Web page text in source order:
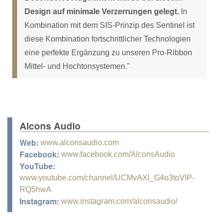
Design auf minimale Verzerrungen gelegt. In
Kombination mit dem SIS-Prinzip des Sentinel ist
diese Kombination fortschrittlicher Technologien
eine perfekte Ergänzung zu unseren Pro-Ribbon
Mittel- und Hochtonsystemen."
Alcons Audio
Web: www.alconsaudio.com
Facebook: www.facebook.com/AlconsAudio
YouTube:
www.youtube.com/channel/UCMvAXl_G4o3toVlP-
RQ5hwA
Instagram: www.instagram.com/alconsaudio/